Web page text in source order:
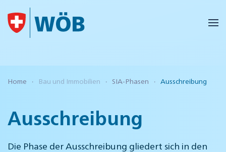
Skip to main content
Home Bau und Immobilien SIA-Phasen Ausschreibung
Ausschreibung
Die Phase der Ausschreibung gliedert sich in den